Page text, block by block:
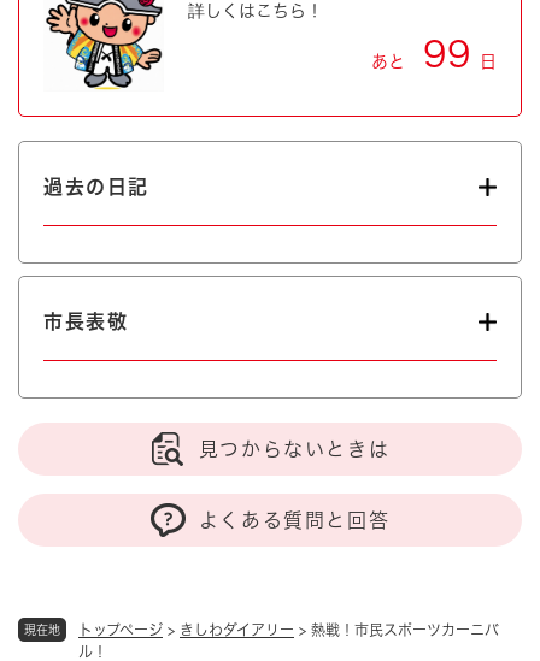
現在地 トップページ > きしわダイアリー > 熱戦！市民スポーツカーニバ
ル！
詳しくはこちら！
あと 99 日
過去の日記
市長表敬
見つからないときは
よくある質問と回答